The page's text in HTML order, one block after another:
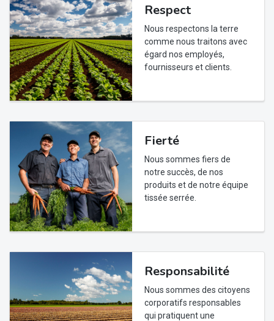
Respect
Nous respectons la terre
comme nous traitons avec
égard nos employés,
fournisseurs et clients.
Fierté
Nous sommes fiers de
notre succès, de nos
produits et de notre équipe
tissée serrée.
Responsabilité
Nous sommes des citoyens
corporatifs responsables
qui pratiquent une